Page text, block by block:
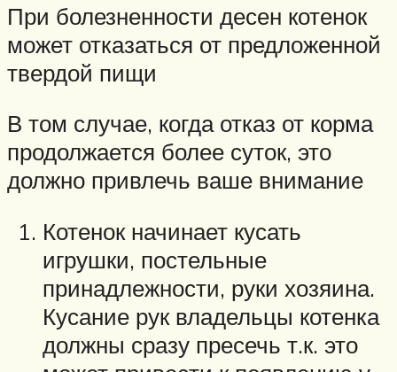
При болезненности десен котенок
может отказаться от предложенной
твердой пищи
В том случае, когда отказ от корма
продолжается более суток, это
должно привлечь ваше внимание
Котенок начинает кусать
игрушки, постельные
принадлежности, руки хозяина.
Кусание рук владельцы котенка
должны сразу пресечь т.к. это